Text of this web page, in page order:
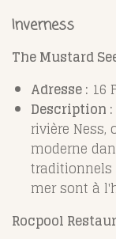
Inverness
The Mustard
Adresse : 16
Description :
rivière Ness,
moderne
traditionnels
mer sont à
Rocpool